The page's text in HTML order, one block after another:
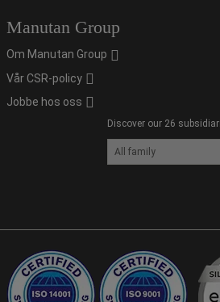
Manutan Group
Om Manutan Group
Vår CSR-policy
Jobbe hos oss
Discover our 26